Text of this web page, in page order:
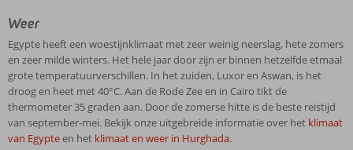
Weer
Egypte heeft een woestijnklimaat met zeer weinig neerslag, hete zomers
en zeer milde winters. Het hele jaar door zijn er binnen hetzelfde etmaal
grote temperatuurverschillen. In het zuiden, Luxor en Aswan, is het
droog en heet met 40°C. Aan de Rode Zee en in Cairo tikt de
thermometer 35 graden aan. Door de zomerse hitte is de beste reistijd
van september-mei. Bekijk onze uitgebreide informatie over het klimaat
van Egypteen het klimaat en weer in Hurghada.